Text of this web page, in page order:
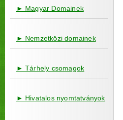
► Magyar Domainek
► Nemzetközi domainek
► Tárhely csomagok
► Hivatalos nyomtatványok